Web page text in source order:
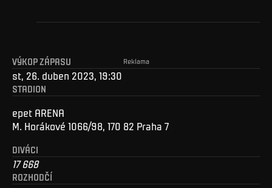
Reklama
VÝKOP ZÁPASU
st, 26. duben 2023, 19:30
STADION
epet ARENA
M. Horákové 1066/98, 170 82 Praha 7
DIVÁCI
17 668
ROZHODČÍ